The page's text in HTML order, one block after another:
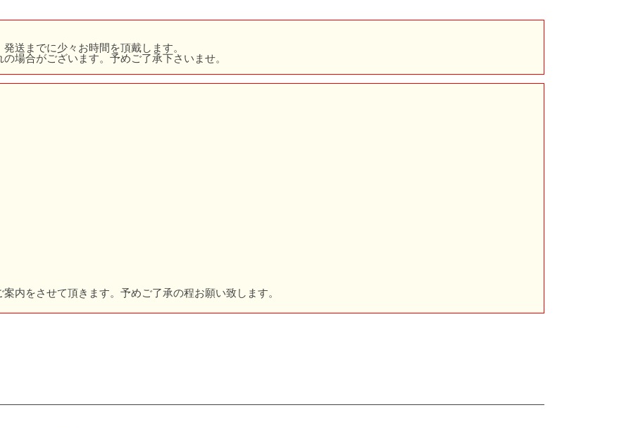
送までに少々お時間を頂戴します。
場合がございます。予めご了承下さいませ。
内をさせて頂きます。予めご了承の程お願い致します。